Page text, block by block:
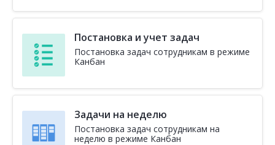
Постановка и учет задач
Постановка задач сотрудникам в режиме
Канбан
Задачи на неделю
Постановка задач сотрудникам на
неделю в режиме Канбан